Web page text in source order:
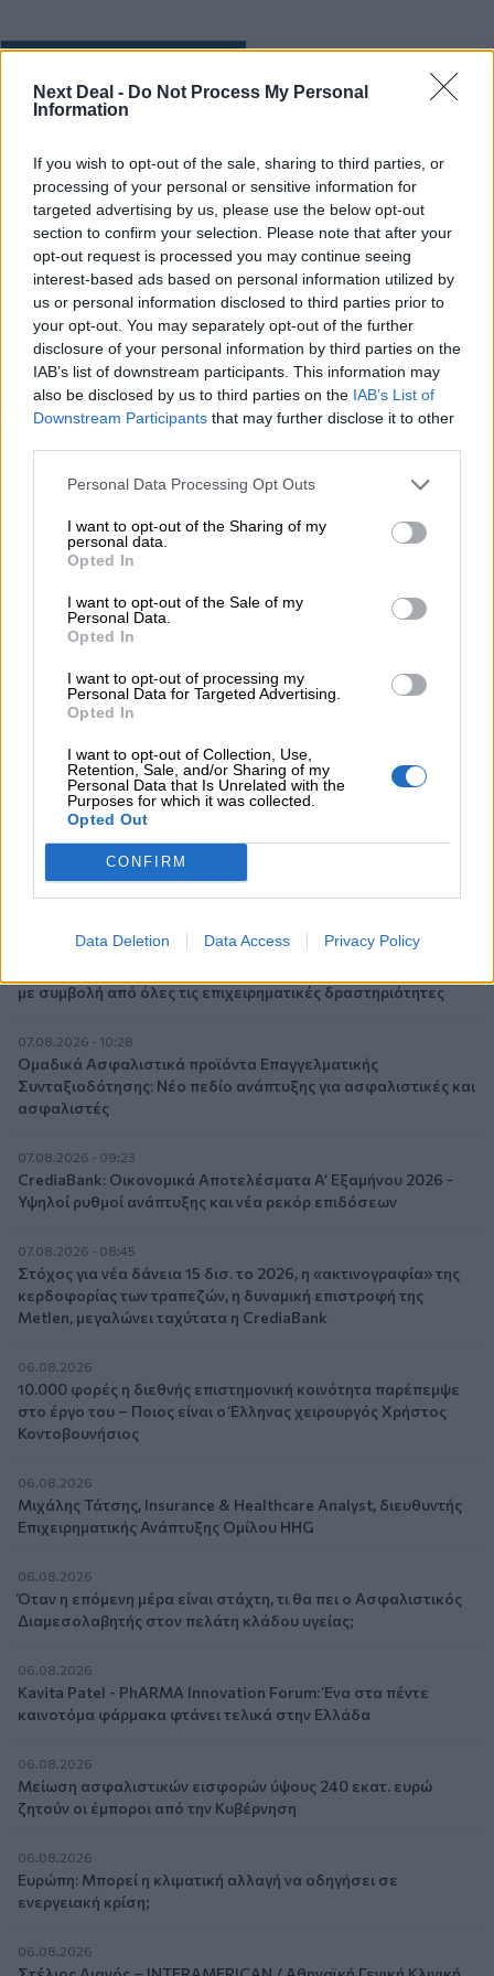
Next Deal - Do Not Process My Personal
Information
If you wish to opt-out of the sale, sharing to third parties, or
processing of your personal or sensitive information for
targeted advertising by us, please use the below opt-out
section to confirm your selection. Please note that after your
opt-out request is processed you may continue seeing
interest-based ads based on personal information utilized by
us or personal information disclosed to third parties prior to
your opt-out. You may separately opt-out of the further
disclosure of your personal information by third parties on the
IAB’s list of downstream participants. This information may
also be disclosed by us to third parties on the IAB’s List of
Downstream Participants that may further disclose it to other
Personal Data Processing Opt Outs
I want to opt-out of the Sharing of my
personal data.
Opted In
I want to opt-out of the Sale of my
Personal Data.
Opted In
I want to opt-out of processing my
Personal Data for Targeted Advertising.
Opted In
I want to opt-out of Collection, Use,
Retention, Sale, and/or Sharing of my
Personal Data that Is Unrelated with the
Purposes for which it was collected.
Opted Out
CONFIRM
Data Deletion Data Access Privacy Policy
Η Revolut αποκτά πλήρη τραπεζική άδεια στη Γαλλία
10:18
Χρυσόστομος Κ. Μαλτέζος (ΚΑΤ): Πώς να αποφύγουν τα
προβλήματα το καλοκαίρι όσοι πάσχουν από αγγειακές
παθήσεις
Ο «χάρτης» των πληρωμών από e-ΕΦΚΑ και ΔΥΠΑ για την
περίοδο 10 έως 14 Αυγούστου
08:38
θα επανέλθει στην αγορά, τα τρία «καμπανάκια» για τις
αγορές, δυναμική διεθνής επέκταση της ΔΕΗ
07.08.2026 - 14:38
Θεόδωρος Τέγος (ΓΝΑ ΕΥΑΓΓΕΛΙΣΜΟΣ): Νέο παράθυρο
ελπίδας για τους ογκολογικούς ασθενείς μέσω κλινικών
δοκιμών
07.08.2026 - 13:16
ΑΝΑΠΛΑΣΗ
Allianz: Ισχυρές επιδόσεις στο α’ εξάμηνο του 2026 – Ο Oliver
Bäte συνδέει τα αποτελέσματα με το κλείσιμο του
«protection gap»
07.08.2026 - 12:12
Οι αισθητήρες βλέπουν καλύτερα από τον άνθρωπο. Πάντα;
Generali: Αποτελέσματα Α' Εξαμήνου - Εξαιρετική ανάπτυξη
με συμβολή από όλες τις επιχειρηματικές δραστηριότητες
07.08.2026 - 10:28
Ομαδικά Ασφαλιστικά προϊόντα Επαγγελματικής
Συνταξιοδότησης: Νέο πεδίο ανάπτυξης για ασφαλιστικές και
ασφαλιστές
07.08.2026 - 09:23
CrediaBank: Οικονομικά Αποτελέσματα A’ Εξαμήνου 2026 -
Υψηλοί ρυθμοί ανάπτυξης και νέα ρεκόρ επιδόσεων
07.08.2026 - 08:45
Στόχος για νέα δάνεια 15 δισ. το 2026, η «ακτινογραφία» της
κερδοφορίας των τραπεζών, η δυναμική επιστροφή της
Metlen, μεγαλώνει ταχύτατα η CrediaBank
06.08.2026
10.000 φορές η διεθνής επιστημονική κοινότητα παρέπεμψε
στο έργο του – Ποιος είναι ο Έλληνας χειρουργός Χρήστος
Κοντοβουνήσιος
06.08.2026
Μιχάλης Τάτσης, Insurance & Healthcare Analyst, διευθυντής
Επιχειρηματικής Ανάπτυξης Ομίλου HHG
06.08.2026
Όταν η επόμενη μέρα είναι στάχτη, τι θα πει ο Ασφαλιστικός
Διαμεσολαβητής στον πελάτη κλάδου υγείας;
06.08.2026
Kavita Patel - PhARMA Innovation Forum: Ένα στα πέντε
καινοτόμα φάρμακα φτάνει τελικά στην Ελλάδα
06.08.2026
Μείωση ασφαλιστικών εισφορών ύψους 240 εκατ. ευρώ
ζητούν οι έμποροι από την Κυβέρνηση
06.08.2026
Ευρώπη: Μπορεί η κλιματική αλλαγή να οδηγήσει σε
ενεργειακή κρίση;
06.08.2026